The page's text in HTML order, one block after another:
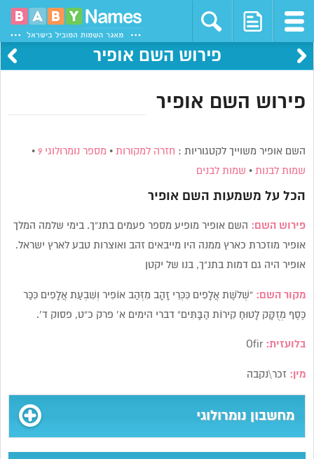
פירוש השם אופיר
פירוש השם אופיר
השם אופיר משוייך לקטגוריות : חזרה למקורות • מספר נומרולוגי 9 •
שמות לבנות • שמות לבנים
הכל על משמעות השם אופיר
פירוש השם: השם אופיר מופיע מספר פעמים בתנ”ך. בימי שלמה המלך
אופיר מוזכרת כארץ ממנה היו מייבאים זהב ואוצרות טבע לארץ ישראל.
אופיר היה גם דמות בתנ”ך, בנו של יקטן
מקור השם:“שְׁלֹשֶׁת אֲלָפִים כִּכְּרֵי זָהָב מִזְּהַב אוֹפִיר וְשִׁבְעַת אֲלָפִים כִּכַּר
כֶּסֶף מְזֻקָּק לָטוּחַ קִירוֹת הַבָּתִּים” דברי הימים א’ פרק כ”ט, פסוק ד’.
בלועזית: Ofir
מין: זכר\נקבה
מחשבון נומרולוגי